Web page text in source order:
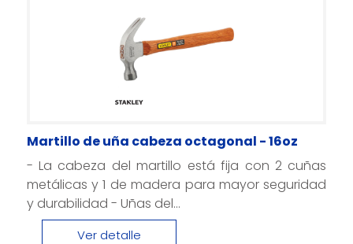
Martillo de uña cabeza octagonal - 16oz
- La cabeza del martillo está fija con 2 cuñas
metálicas y 1 de madera para mayor seguridad
y durabilidad - Uñas del...
Ver detalle